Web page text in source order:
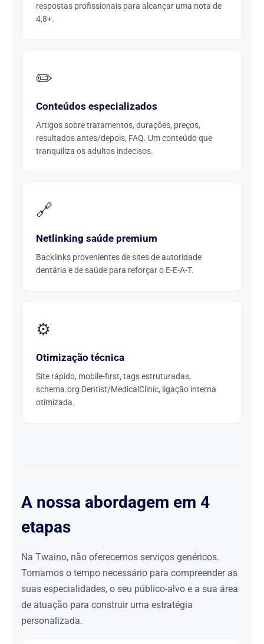
respostas profissionais para alcançar uma nota de
4,8+.
✏️
Conteúdos especializados
Artigos sobre tratamentos, durações, preços,
resultados antes/depois, FAQ. Um conteúdo que
tranquiliza os adultos indecisos.
🔗
Netlinking saúde premium
Backlinks provenientes de sites de autoridade
dentária e de saúde para reforçar o E-E-A-T.
⚙️
Otimização técnica
Site rápido, mobile-first, tags estruturadas,
schema.org Dentist/MedicalClinic, ligação interna
otimizada.
A nossa abordagem em 4
etapas
Na Twaino, não oferecemos serviços genéricos.
Tomamos o tempo necessário para compreender as
suas especialidades, o seu público-alvo e a sua área
de atuação para construir uma estratégia
personalizada.